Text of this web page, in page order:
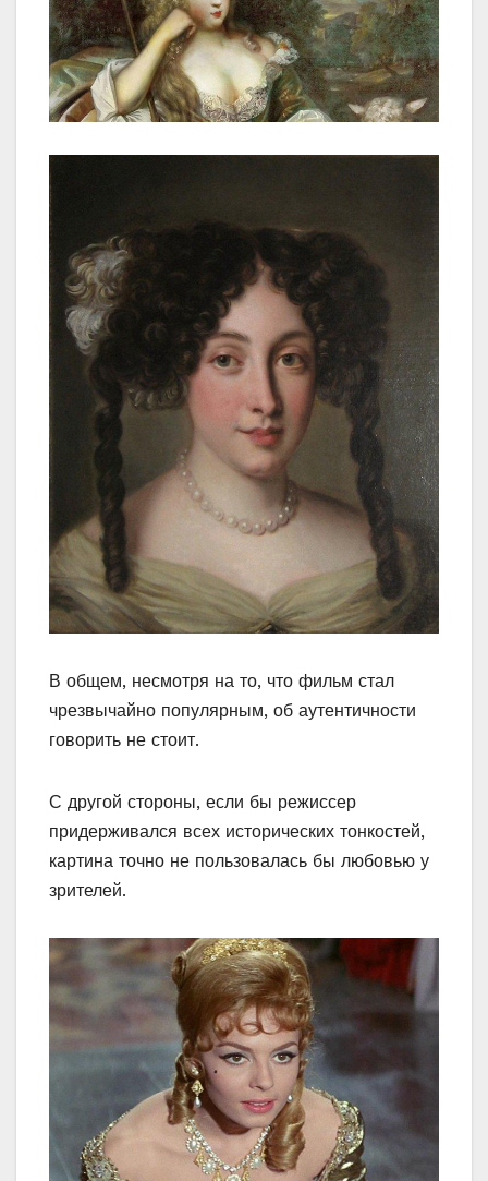
В общем, несмотря на то, что фильм стал
чрезвычайно популярным, об аутентичности
говорить не стоит.
С другой стороны, если бы режиссер
придерживался всех исторических тонкостей,
картина точно не пользовалась бы любовью у
зрителей.